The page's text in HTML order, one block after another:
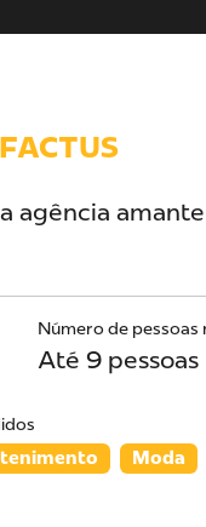
agência
Número de pessoas
Até 9 pessoas
Moda